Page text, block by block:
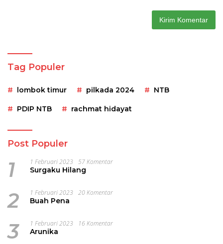
Tag Populer
lombok timur pilkada 2024 NTB
PDIP NTB rachmat hidayat
Post Populer
1 1 Februari 2023 57 Komentar
Surgaku Hilang
2 1 Februari 2023 20 Komentar
Buah Pena
3 1 Februari 2023 16 Komentar
Arunika